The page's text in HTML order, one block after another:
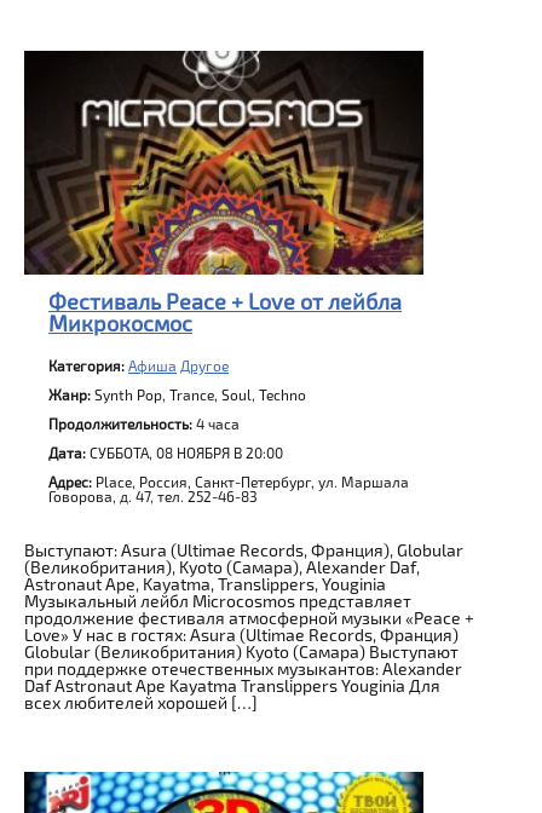
Фестиваль Peace + Love от лейбла
Микрокосмос
Категория: Афиша Другое
Жанр: Synth Pop, Trance, Soul, Techno
Продолжительность: 4 часа
Дата: СУББОТА, 08 НОЯБРЯ В 20:00
Адрес: Place, Россия, Санкт-Петербург, ул. Маршала
Говорова, д. 47, тел. 252-46-83
Выступают: Asura (Ultimae Records, Франция), Globular
(Великобритания), Kyoto (Самара), Alexander Daf,
Astronaut Ape, Kayatma, Translippers, Youginia
Музыкальный лейбл Microcosmos представляет
продолжение фестиваля атмосферной музыки «Peace +
Love» У нас в гостях: Asura (Ultimae Records, Франция)
Globular (Великобритания) Kyoto (Самара) Выступают
при поддержке отечественных музыкантов: Alexander
Daf Astronaut Ape Kayatma Translippers Youginia Для
всех любителей хорошей […]